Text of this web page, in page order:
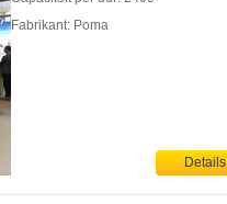
Fabrikant: Poma
Details